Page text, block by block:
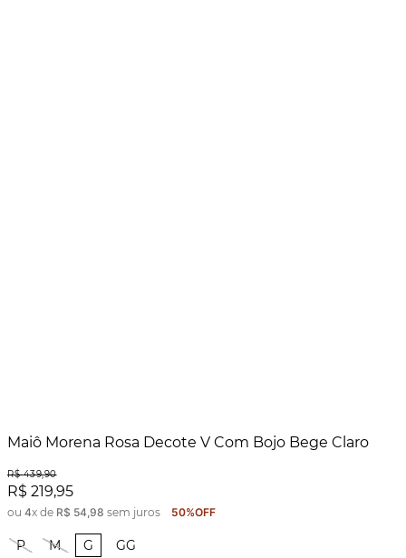
Maiô Morena Rosa Decote V Com Bojo Bege Claro
R$ 439,90
R$ 219,95
ou 4x de R$ 54,98 sem juros 50%OFF
P M G GG